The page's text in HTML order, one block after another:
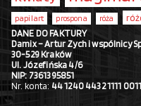
papilart prospona róża
DANE DO FAKTURY
Damix – Artur Zych i wspólnicy
30-529 Kraków
Ul. Józefińska 4/6
NIP: 7361395851
Nr. konta: 44 1240 4432 1111